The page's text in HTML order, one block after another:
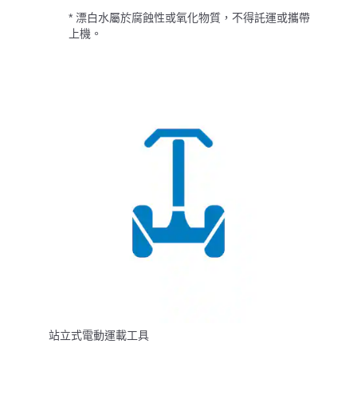
* 漂白水屬於腐蝕性或氧化物質，不得託運或攜帶
上機。
站立式電動運載工具